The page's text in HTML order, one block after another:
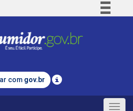
Comunica BR
Legislação
com gov.br
Toggle